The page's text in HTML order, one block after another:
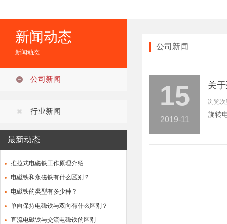
新闻动态
新闻动态
公司新闻
行业新闻
最新动态
推拉式电磁铁工作原理介绍
电磁铁和永磁铁有什么区别？
电磁铁的类型有多少种？
单向保持电磁铁与双向有什么区别？
直流电磁铁与交流电磁铁的区别
公司新闻
15
2019-11
关
浏览
旋转